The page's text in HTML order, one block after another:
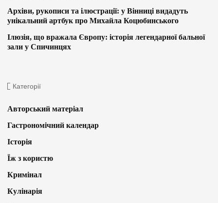
Архіви, рукописи та ілюстрації: у Вінниці видадуть
унікальний артбук про Михайла Коцюбинського
Ілюзія, що вражала Європу: історія легендарної бальної
зали у Спичинцях
Категорії
Авторський матеріал
Гастрономічний календар
Історія
Їж з користю
Кримінал
Кулінарія